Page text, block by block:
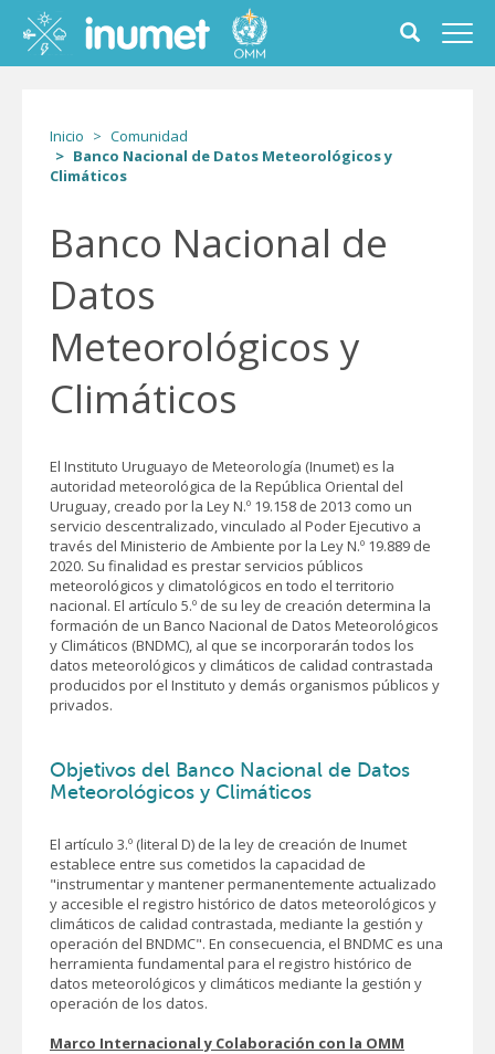
contenido
principal
Toggle
search
form
Inicio
Comunidad
Banco Nacional de Datos Meteorológicos y
Climáticos
Banco Nacional de
Datos
Meteorológicos y
Climáticos
El Instituto Uruguayo de Meteorología (Inumet) es la
autoridad meteorológica de la República Oriental del
Uruguay, creado por la Ley N.º 19.158 de 2013 como un
servicio descentralizado, vinculado al Poder Ejecutivo a
través del Ministerio de Ambiente por la Ley N.º 19.889 de
2020. Su finalidad es prestar servicios públicos
meteorológicos y climatológicos en todo el territorio
nacional. El artículo 5.º de su ley de creación determina la
formación de un Banco Nacional de Datos Meteorológicos
y Climáticos (BNDMC), al que se incorporarán todos los
datos meteorológicos y climáticos de calidad contrastada
producidos por el Instituto y demás organismos públicos y
privados.
Objetivos del Banco Nacional de Datos
Meteorológicos y Climáticos
El artículo 3.º (literal D) de la ley de creación de Inumet
establece entre sus cometidos la capacidad de
"instrumentar y mantener permanentemente actualizado
y accesible el registro histórico de datos meteorológicos y
climáticos de calidad contrastada, mediante la gestión y
operación del BNDMC". En consecuencia, el BNDMC es una
herramienta fundamental para el registro histórico de
datos meteorológicos y climáticos mediante la gestión y
operación de los datos.
Marco Internacional y Colaboración con la OMM